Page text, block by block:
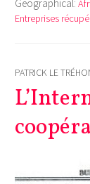
Geographical:
Entreprises
PATRICK LE